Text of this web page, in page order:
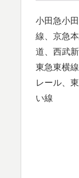
小田急小
線、京急
道、西武
東急東横
レール、
い線